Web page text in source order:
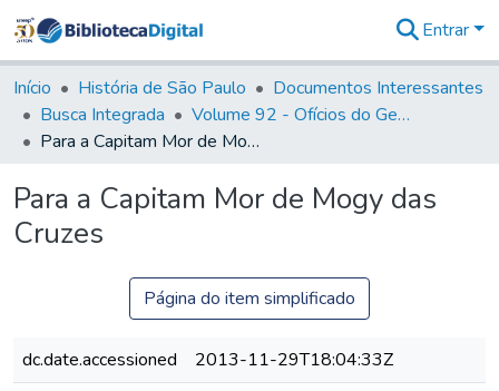
&
Coleções
Tudo na
Biblioteca
Estatísticas
Entrar
Início História de São Paulo
Documentos Interessantes
Busca Integrada
Volume 92 - Ofícios do General D. Luiz aos diversos funcionários da Capitania (1768- 1772)
Para a Capitam Mor de Mogy das Cruzes
Para a Capitam Mor de Mogy das
Cruzes
Página do item simplificado
dc.date.accessioned
2013-11-29T18:04:33Z